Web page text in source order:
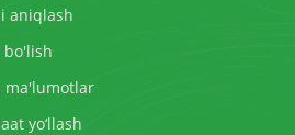
aniqlash
bo'lish
ma'lumotlar
yo‘llash